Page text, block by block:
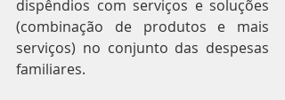
dispêndios com serviços e soluções
(combinação de produtos e mais
serviços) no conjunto das despesas
familiares.